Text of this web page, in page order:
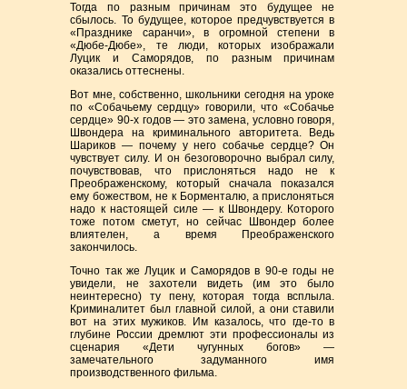
Тогда по разным причинам это будущее не
сбылось. То будущее, которое предчувствуется в
«Празднике саранчи», в огромной степени в
«Дюбе-Дюбе», те люди, которых изображали
Луцик и Саморядов, по разным причинам
оказались оттеснены.
Вот мне, собственно, школьники сегодня на уроке
по «Собачьему сердцу» говорили, что «Собачье
сердце» 90-х годов — это замена, условно говоря,
Швондера на криминального авторитета. Ведь
Шариков — почему у него собачье сердце? Он
чувствует силу. И он безоговорочно выбрал силу,
почувствовав, что прислоняться надо не к
Преображенскому, который сначала показался
ему божеством, не к Борменталю, а прислоняться
надо к настоящей силе — к Швондеру. Которого
тоже потом сметут, но сейчас Швондер более
влиятелен, а время Преображенского
закончилось.
Точно так же Луцик и Саморядов в 90-е годы не
увидели, не захотели видеть (им это было
неинтересно) ту пену, которая тогда всплыла.
Криминалитет был главной силой, а они ставили
вот на этих мужиков. Им казалось, что где-то в
глубине России дремлют эти профессионалы из
сценария «Дети чугунных богов» —
замечательного задуманного имя
производственного фильма.